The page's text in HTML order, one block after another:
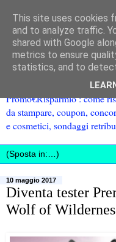
Promo€Risparmio : come
da stampare, coupon,
e cosmetici, sondaggi
10 maggio 2017
Diventa tester
Wolf of
This site uses cookies
and to analyze traffic.
shared with Google
metrics to ensure
statistics, and to